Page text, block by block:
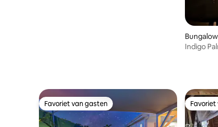
Indigo Palmes
Favoriet van gasten
Favoriet van gasten